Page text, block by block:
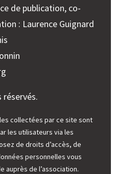
de publication, co-
: Laurence Guignard
réservés.
collectées par ce site sont
les utilisateurs via les
de droits d’accès, de
personnelles vous
auprès de l’association.